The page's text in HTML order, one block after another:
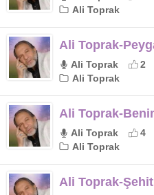
Ali Toprak
Ali Toprak-
Ali Toprak 2
Ali Toprak
Ali Toprak-
Ali Toprak 4
Ali Toprak
Ali Toprak-